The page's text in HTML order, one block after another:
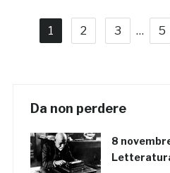
1 2 3 … 5
Da non perdere
8